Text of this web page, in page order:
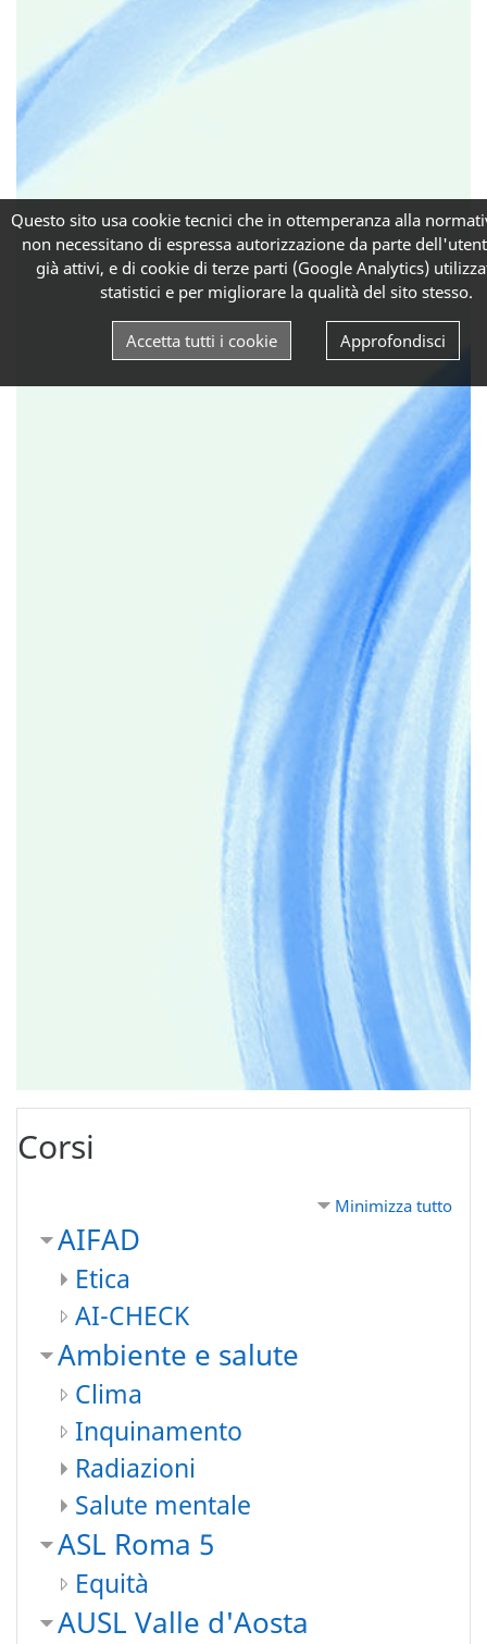
Corsi
Minimizza tutto
AIFAD
Etica
AI-CHECK
Ambiente e salute
Clima
Inquinamento
Radiazioni
Salute mentale
ASL Roma 5
Equità
AUSL Valle d'Aosta
Questo sito usa cookie tecnici che in ottemperanza alla
non necessitano di espressa autorizzazione da parte
già attivi, e di cookie di terze parti (Google Analytics)
statistici e per migliorare la qualità del sito stesso.
Accetta tutti i cookie Approfondisci